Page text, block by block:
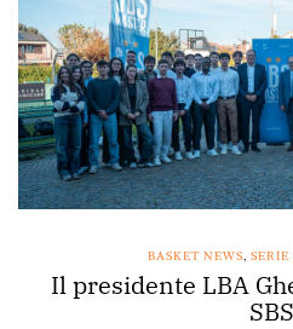
BASKET NEWS, SERIE
Il presidente LBA
SBS